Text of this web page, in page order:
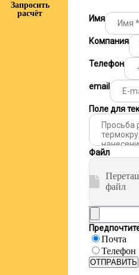
Запросить
расчёт
Имя
Компания
Телефон
email
Поле для
Файл
файл
Почта
Телефон
ОТПРАВИТЬ